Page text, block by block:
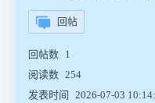
回帖
回帖数 1
阅读数 254
发表时间
2026-07-03